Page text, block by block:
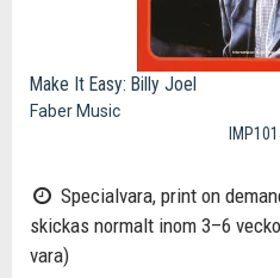
Make It Easy: Billy Joel
Faber Music
Specialvara, print on
skickas normalt inom 3–6
vara)